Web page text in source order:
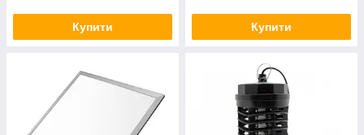
Купити Купити